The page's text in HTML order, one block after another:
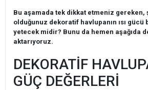
Bu aşamada tek dikkat etmeniz gereken,
olduğunuz dekoratif havlupanın ısı gücü
yetecek midir? Bunu da hemen aşağıda
aktarıyoruz.
DEKORATİF
GÜÇ DEĞERLERİ